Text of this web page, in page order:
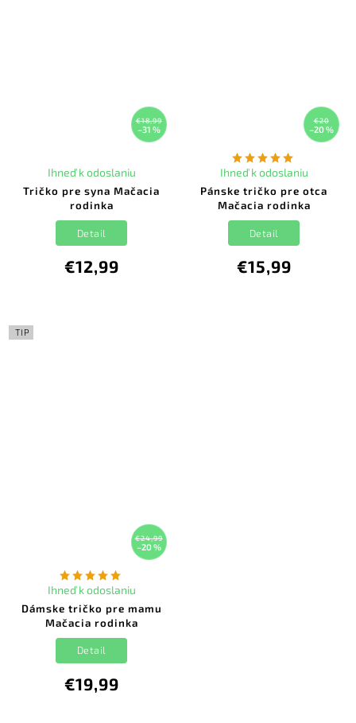
€18,99
–31 %
Tričko pre syna Mačacia
rodinka
Ihneď k odoslaniu
€12,99
Detail
€20
–20 %
Pánske tričko pre otca
Mačacia rodinka
Ihneď k odoslaniu
€15,99
Detail
TIP
€24,99
–20 %
Dámske tričko pre mamu
Mačacia rodinka
Ihneď k odoslaniu
€19,99
Detail